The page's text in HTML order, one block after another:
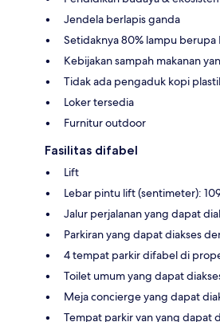
Jendela berlapis ganda
Setidaknya 80% lampu berupa
Kebijakan sampah makanan
Tidak ada pengaduk kopi
Loker tersedia
Furnitur outdoor
Fasilitas difabel
Lift
Lebar pintu lift (sentimeter):
Jalur perjalanan yang dapat
Parkiran yang dapat diakses
4 tempat parkir difabel di
Toilet umum yang dapat
Meja concierge yang dapat
Tempat parkir van yang dapat